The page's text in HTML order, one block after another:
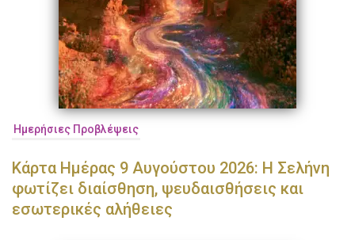
Ημερήσιες Προβλέψεις
Κάρτα Ημέρας 9 Αυγούστου 2026: Η Σελήνη
φωτίζει διαίσθηση, ψευδαισθήσεις και
εσωτερικές αλήθειες